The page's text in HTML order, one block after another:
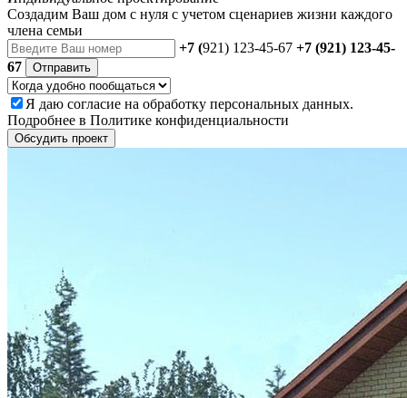
Создадим Ваш дом с нуля с учетом сценариев жизни каждого
члена семьи
+7 (921) 123-45-67 +7 (921) 123-45-
67
Отправить
Я даю согласие на обработку персональных данных.
Подробнее в Политике конфиденциальности
Обсудить проект